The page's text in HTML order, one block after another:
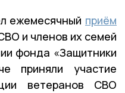
ежемесячный приём
и членов их семей
фонда «Защитники
приняли участие
ветеранов СВО